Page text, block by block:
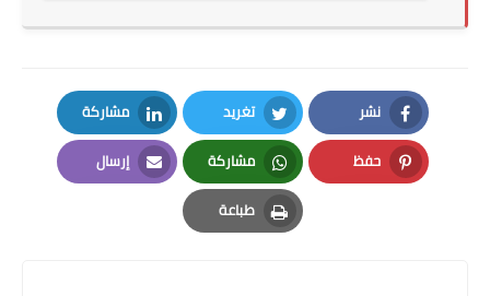
نشر
Facebook
تغريد
Twitter
مشاركة
LinkedIn
حفظ
Pinterest
مشاركة
Whatsapp
إرسال
Email
طباعة
Print